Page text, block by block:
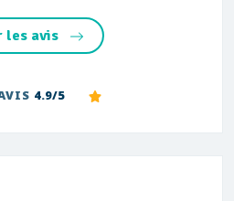
les avis
4.9/5